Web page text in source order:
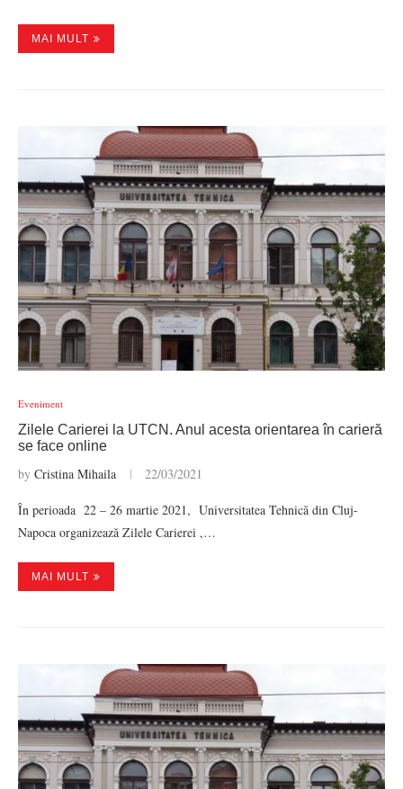
MAI MULT
Eveniment
Zilele Carierei la UTCN. Anul acesta orientarea în carieră
se face online
by Cristina Mihaila 22/03/2021
În perioada 22 – 26 martie 2021, Universitatea Tehnică din Cluj-
Napoca organizează Zilele Carierei ,…
MAI MULT